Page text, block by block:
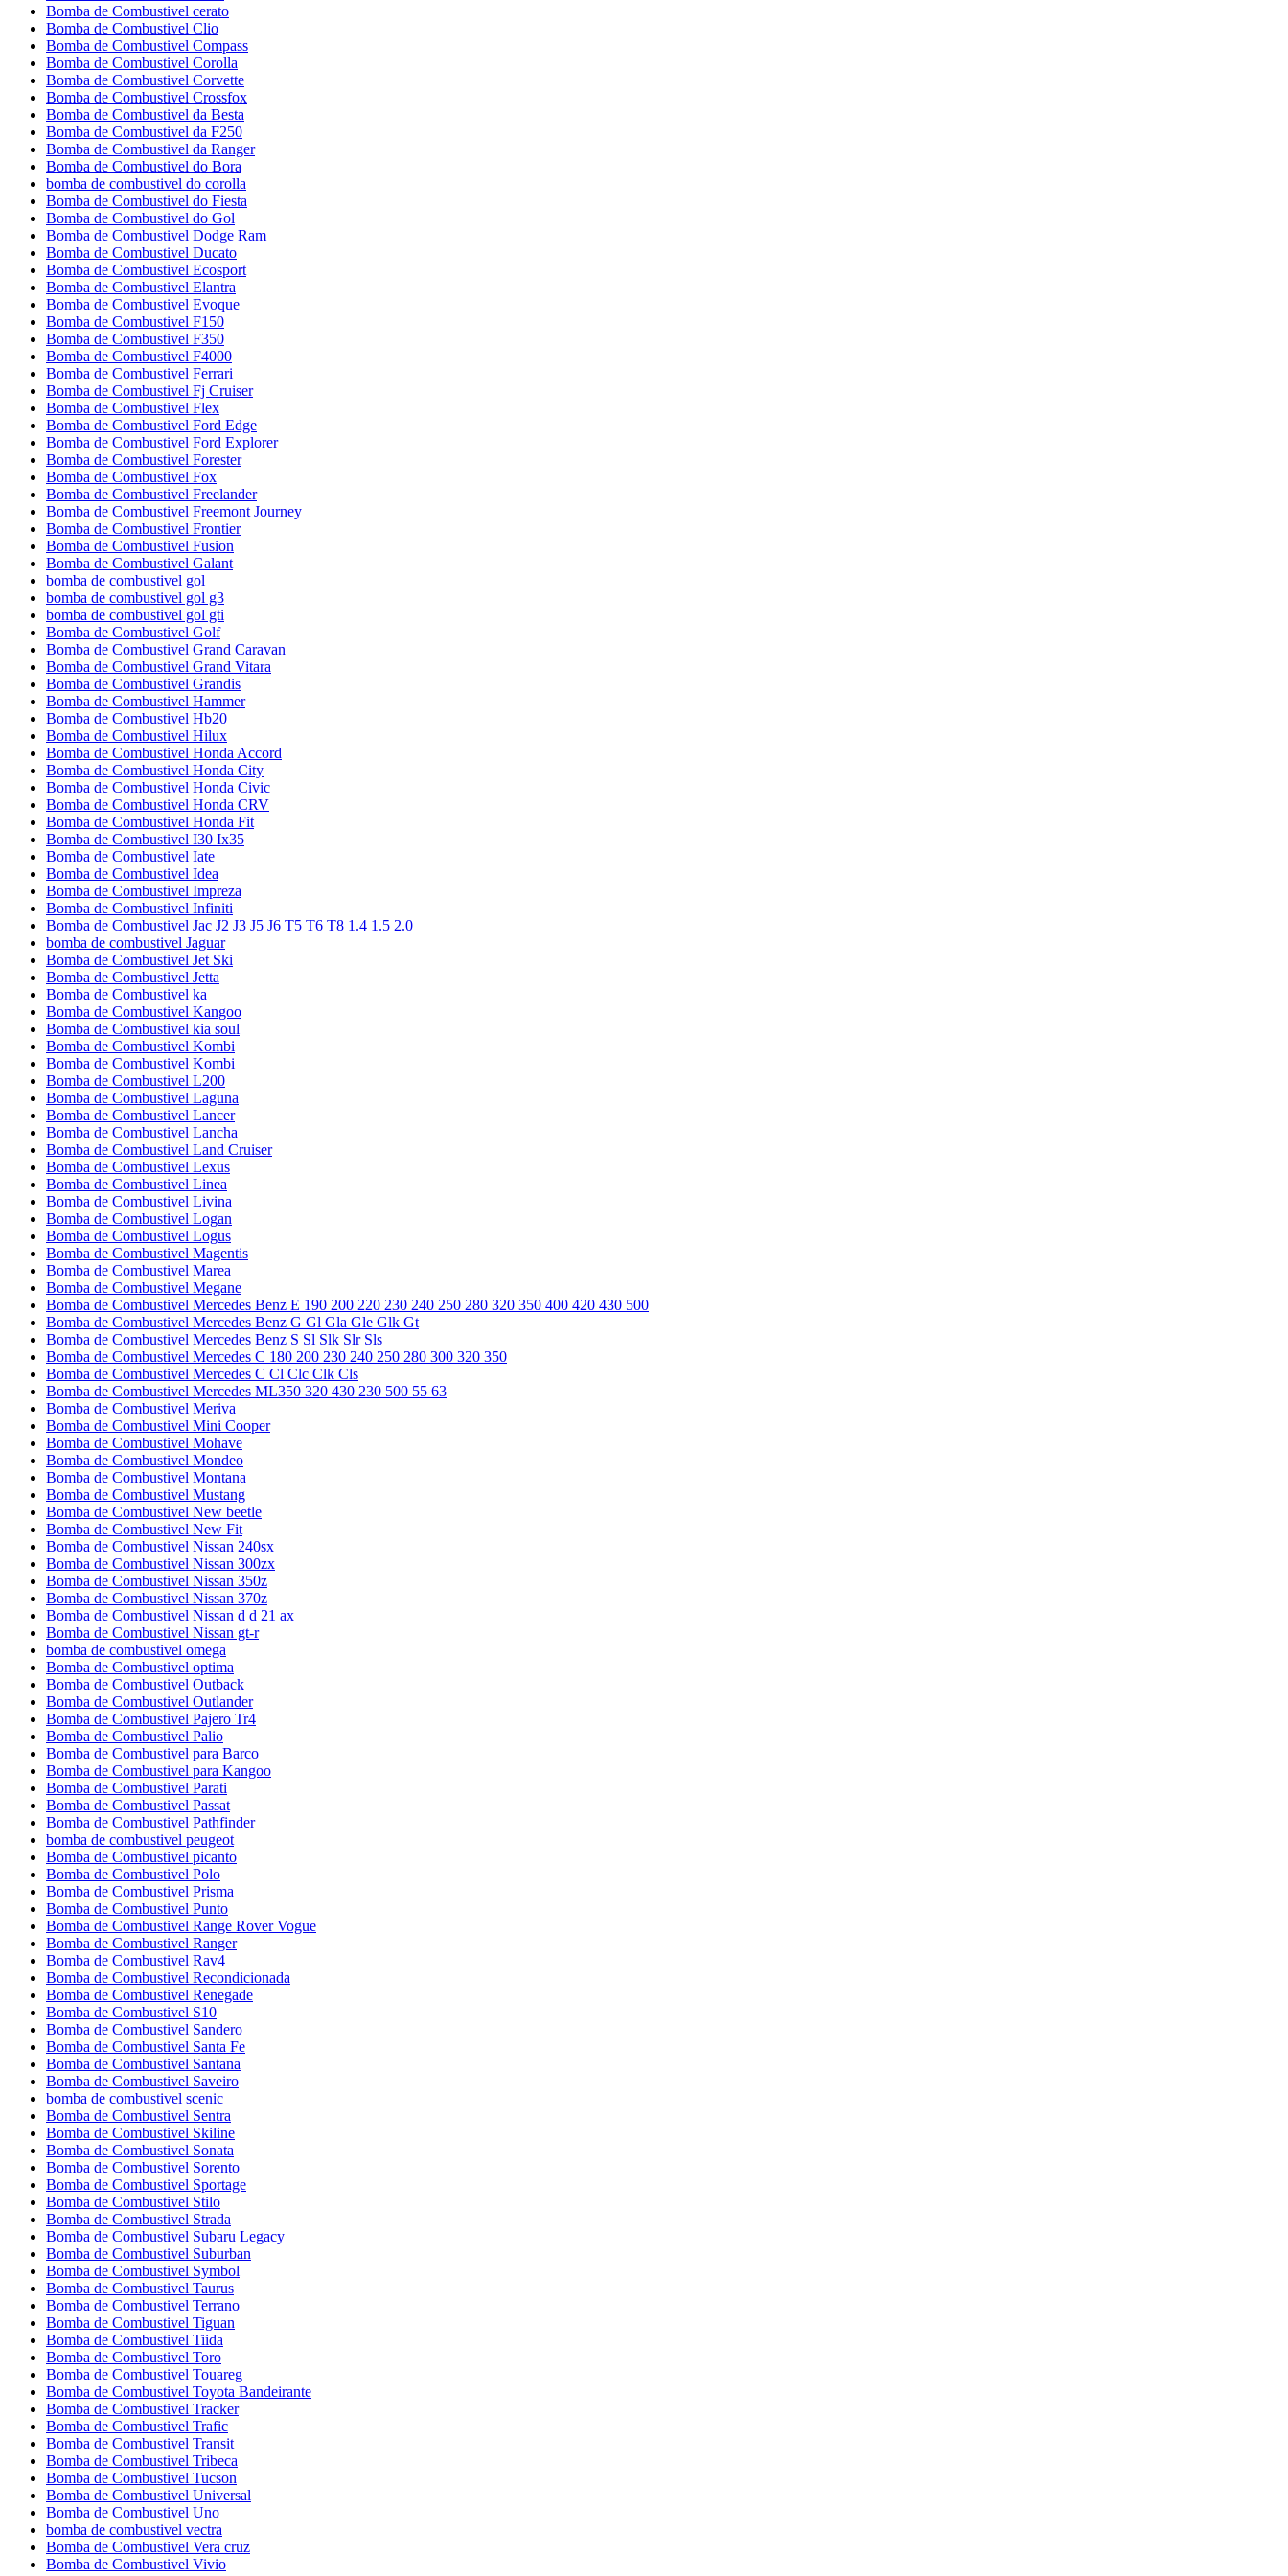
Bomba de Combustivel cerato
Bomba de Combustivel Clio
Bomba de Combustivel Compass
Bomba de Combustivel Corolla
Bomba de Combustivel Corvette
Bomba de Combustivel Crossfox
Bomba de Combustivel da Besta
Bomba de Combustivel da F250
Bomba de Combustivel da Ranger
Bomba de Combustivel do Bora
bomba de combustivel do corolla
Bomba de Combustivel do Fiesta
Bomba de Combustivel do Gol
Bomba de Combustivel Dodge Ram
Bomba de Combustivel Ducato
Bomba de Combustivel Ecosport
Bomba de Combustivel Elantra
Bomba de Combustivel Evoque
Bomba de Combustivel F150
Bomba de Combustivel F350
Bomba de Combustivel F4000
Bomba de Combustivel Ferrari
Bomba de Combustivel Fj Cruiser
Bomba de Combustivel Flex
Bomba de Combustivel Ford Edge
Bomba de Combustivel Ford Explorer
Bomba de Combustivel Forester
Bomba de Combustivel Fox
Bomba de Combustivel Freelander
Bomba de Combustivel Freemont Journey
Bomba de Combustivel Frontier
Bomba de Combustivel Fusion
Bomba de Combustivel Galant
bomba de combustivel gol
bomba de combustivel gol g3
bomba de combustivel gol gti
Bomba de Combustivel Golf
Bomba de Combustivel Grand Caravan
Bomba de Combustivel Grand Vitara
Bomba de Combustivel Grandis
Bomba de Combustivel Hammer
Bomba de Combustivel Hb20
Bomba de Combustivel Hilux
Bomba de Combustivel Honda Accord
Bomba de Combustivel Honda City
Bomba de Combustivel Honda Civic
Bomba de Combustivel Honda CRV
Bomba de Combustivel Honda Fit
Bomba de Combustivel I30 Ix35
Bomba de Combustivel Iate
Bomba de Combustivel Idea
Bomba de Combustivel Impreza
Bomba de Combustivel Infiniti
Bomba de Combustivel Jac J2 J3 J5 J6 T5 T6 T8 1.4 1.5 2.0
bomba de combustivel Jaguar
Bomba de Combustivel Jet Ski
Bomba de Combustivel Jetta
Bomba de Combustivel ka
Bomba de Combustivel Kangoo
Bomba de Combustivel kia soul
Bomba de Combustivel Kombi
Bomba de Combustivel Kombi
Bomba de Combustivel L200
Bomba de Combustivel Laguna
Bomba de Combustivel Lancer
Bomba de Combustivel Lancha
Bomba de Combustivel Land Cruiser
Bomba de Combustivel Lexus
Bomba de Combustivel Linea
Bomba de Combustivel Livina
Bomba de Combustivel Logan
Bomba de Combustivel Logus
Bomba de Combustivel Magentis
Bomba de Combustivel Marea
Bomba de Combustivel Megane
Bomba de Combustivel Mercedes Benz E 190 200 220 230 240 250 280 320 350 400 420 430 500
Bomba de Combustivel Mercedes Benz G Gl Gla Gle Glk Gt
Bomba de Combustivel Mercedes Benz S Sl Slk Slr Sls
Bomba de Combustivel Mercedes C 180 200 230 240 250 280 300 320 350
Bomba de Combustivel Mercedes C Cl Clc Clk Cls
Bomba de Combustivel Mercedes ML350 320 430 230 500 55 63
Bomba de Combustivel Meriva
Bomba de Combustivel Mini Cooper
Bomba de Combustivel Mohave
Bomba de Combustivel Mondeo
Bomba de Combustivel Montana
Bomba de Combustivel Mustang
Bomba de Combustivel New beetle
Bomba de Combustivel New Fit
Bomba de Combustivel Nissan 240sx
Bomba de Combustivel Nissan 300zx
Bomba de Combustivel Nissan 350z
Bomba de Combustivel Nissan 370z
Bomba de Combustivel Nissan d d 21 ax
Bomba de Combustivel Nissan gt-r
bomba de combustivel omega
Bomba de Combustivel optima
Bomba de Combustivel Outback
Bomba de Combustivel Outlander
Bomba de Combustivel Pajero Tr4
Bomba de Combustivel Palio
Bomba de Combustivel para Barco
Bomba de Combustivel para Kangoo
Bomba de Combustivel Parati
Bomba de Combustivel Passat
Bomba de Combustivel Pathfinder
bomba de combustivel peugeot
Bomba de Combustivel picanto
Bomba de Combustivel Polo
Bomba de Combustivel Prisma
Bomba de Combustivel Punto
Bomba de Combustivel Range Rover Vogue
Bomba de Combustivel Ranger
Bomba de Combustivel Rav4
Bomba de Combustivel Recondicionada
Bomba de Combustivel Renegade
Bomba de Combustivel S10
Bomba de Combustivel Sandero
Bomba de Combustivel Santa Fe
Bomba de Combustivel Santana
Bomba de Combustivel Saveiro
bomba de combustivel scenic
Bomba de Combustivel Sentra
Bomba de Combustivel Skiline
Bomba de Combustivel Sonata
Bomba de Combustivel Sorento
Bomba de Combustivel Sportage
Bomba de Combustivel Stilo
Bomba de Combustivel Strada
Bomba de Combustivel Subaru Legacy
Bomba de Combustivel Suburban
Bomba de Combustivel Symbol
Bomba de Combustivel Taurus
Bomba de Combustivel Terrano
Bomba de Combustivel Tiguan
Bomba de Combustivel Tiida
Bomba de Combustivel Toro
Bomba de Combustivel Touareg
Bomba de Combustivel Toyota Bandeirante
Bomba de Combustivel Tracker
Bomba de Combustivel Trafic
Bomba de Combustivel Transit
Bomba de Combustivel Tribeca
Bomba de Combustivel Tucson
Bomba de Combustivel Universal
Bomba de Combustivel Uno
bomba de combustivel vectra
Bomba de Combustivel Vera cruz
Bomba de Combustivel Vivio